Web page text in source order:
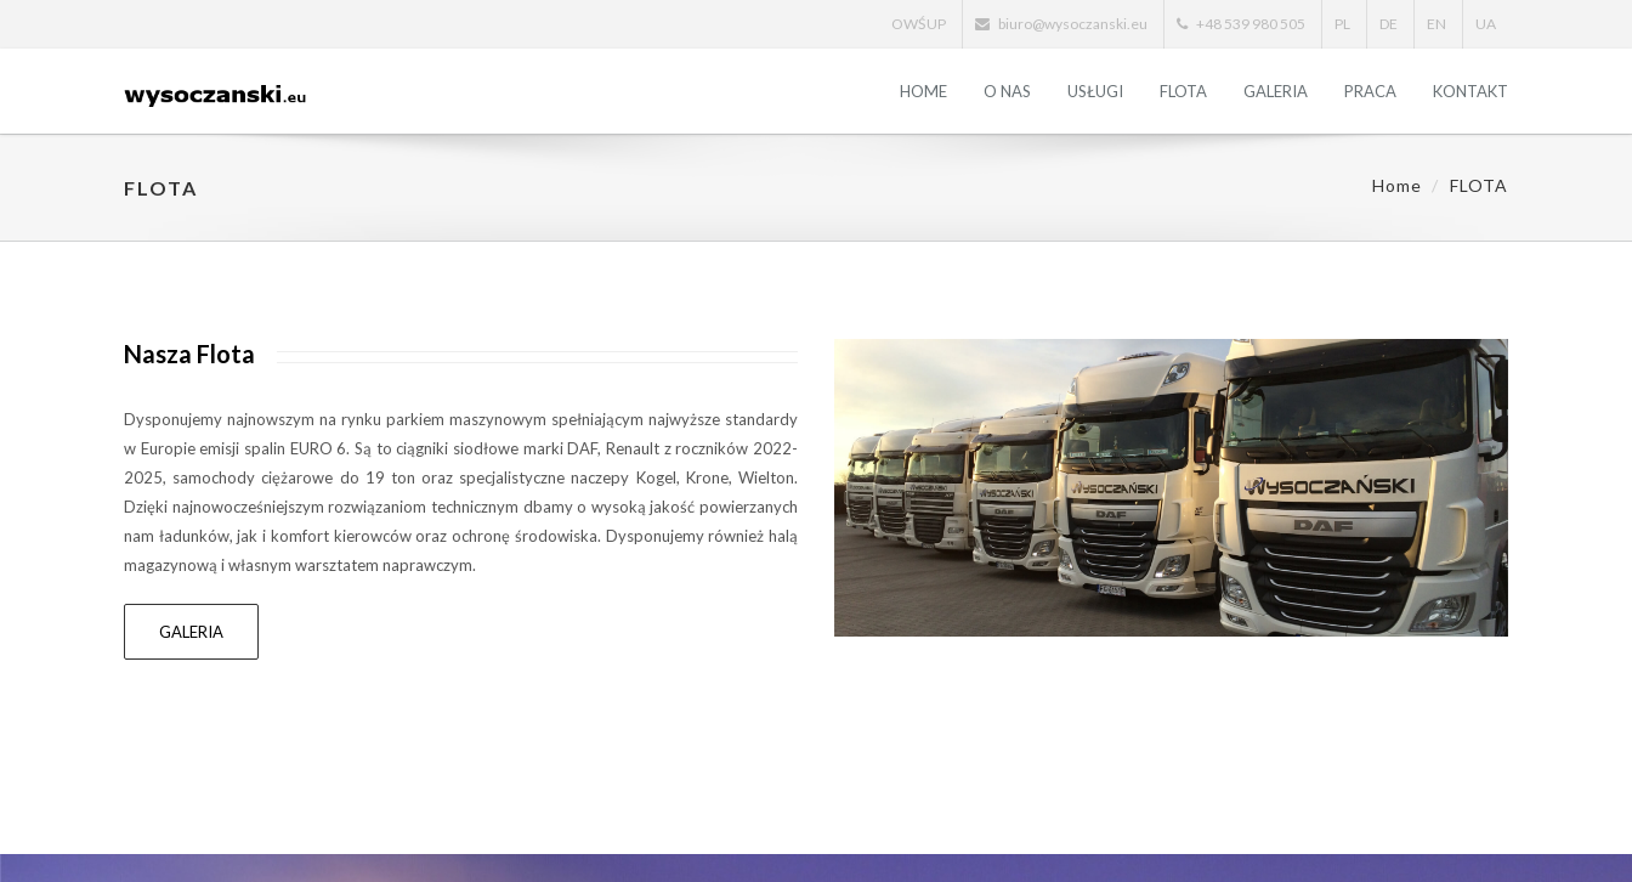
OWŚUP biuro@wysoczanski.eu +48 539 980 505 PL DE EN UA
HOME O NAS USŁUGI FLOTA GALERIA PRACA KONTAKT
FLOTA Home FLOTA
Nasza Flota
Dysponujemy najnowszym na rynku parkiem maszynowym spełniającym najwyższe standardy
w Europie emisji spalin EURO 6. Są to ciągniki siodłowe marki DAF, Renault z roczników 2022-
2025, samochody ciężarowe do 19 ton oraz specjalistyczne naczepy Kogel, Krone, Wielton.
Dzięki najnowocześniejszym rozwiązaniom technicznym dbamy o wysoką jakość powierzanych
nam ładunków, jak i komfort kierowców oraz ochronę środowiska. Dysponujemy również halą
magazynową i własnym warsztatem naprawczym.
GALERIA